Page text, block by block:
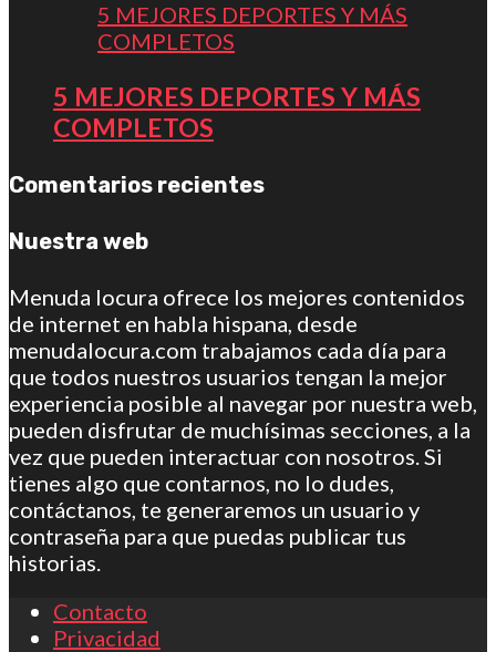
5 MEJORES DEPORTES Y MÁS
COMPLETOS
5 MEJORES DEPORTES Y MÁS
COMPLETOS
Comentarios recientes
Nuestra web
Menuda locura ofrece los mejores contenidos
de internet en habla hispana, desde
menudalocura.com trabajamos cada día para
que todos nuestros usuarios tengan la mejor
experiencia posible al navegar por nuestra web,
pueden disfrutar de muchísimas secciones, a la
vez que pueden interactuar con nosotros. Si
tienes algo que contarnos, no lo dudes,
contáctanos, te generaremos un usuario y
contraseña para que puedas publicar tus
historias.
Contacto
Privacidad